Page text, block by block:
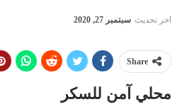
اخر تحديث سبتمبر 27, 2020
Share
محلي آمن للسكر